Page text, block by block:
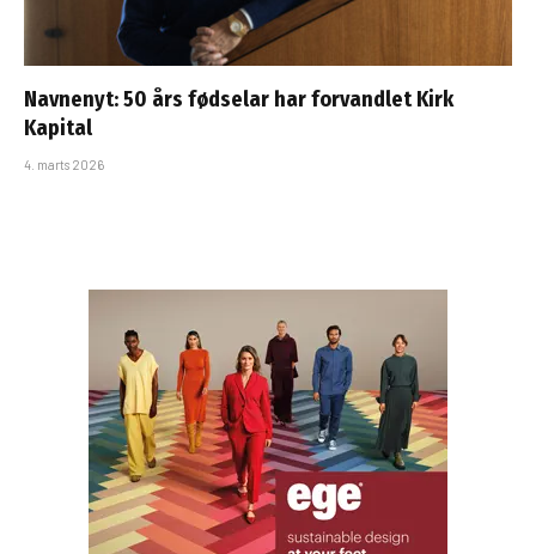
Navnenyt: 50 års fødselar har forvandlet Kirk
Kapital
4. marts 2026